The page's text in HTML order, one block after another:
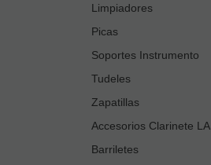
Limpiadores
Picas
Soportes Instrumento
Tudeles
Zapatillas
Accesorios Clarinete LA
Barriletes